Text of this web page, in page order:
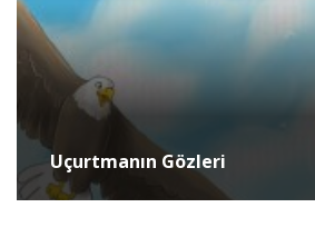
Uçurtmanın Gözleri